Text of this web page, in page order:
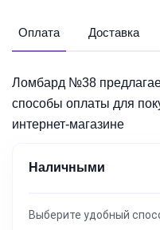
Оплата Доставка
Ломбард №38
способы оплаты для
интернет-магазине
Наличными
Выберите удобный